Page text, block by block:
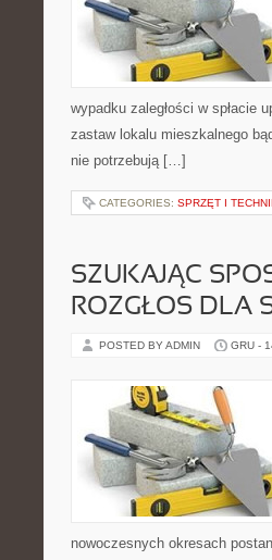
wypadku zaległości w spłacie
zastaw lokalu mieszkalnego
nie potrzebują […]
CATEGORIES: SPRZĘT I
SZUKAJĄC
ROZGŁOS DLA
POSTED BY ADMIN GRU -
nowoczesnych okresach